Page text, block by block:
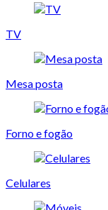
TV
Mesa posta
Forno e fogão
Celulares